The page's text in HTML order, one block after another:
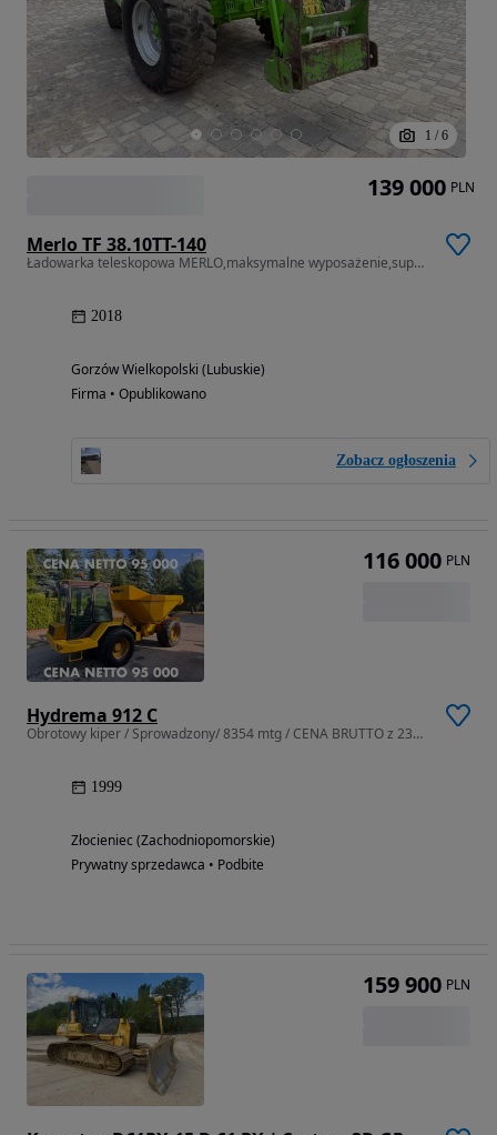
1 / 6
Merlo TF 38.10TT-140
Ładowarka teleskopowa MERLO,maksymalne wyposażenie,super Stan
2018
Gorzów Wielkopolski (Lubuskie)
Firma • Opublikowano
Zobacz ogłoszenia
139 000 PLN
Hydrema 912 C
Obrotowy kiper / Sprowadzony/ 8354 mtg / CENA BRUTTO z 23% VAT
1999
Złocieniec (Zachodniopomorskie)
Prywatny sprzedawca • Podbite
116 000 PLN
159 900 PLN